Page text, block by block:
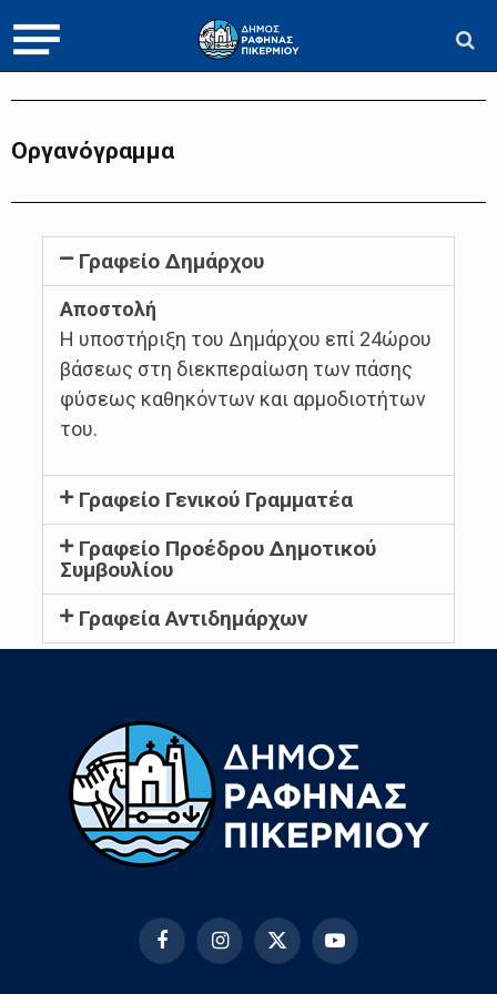
Οργανόγραμμα
Γραφείο Δημάρχου
Αποστολή
Η υποστήριξη του Δημάρχου επί 24ώρου
βάσεως στη διεκπεραίωση των πάσης
φύσεως καθηκόντων και αρμοδιοτήτων
του.
Γραφείο Γενικού Γραμματέα
Γραφείο Προέδρου Δημοτικού
Συμβουλίου
Γραφεία Αντιδημάρχων
FacebookInstagramX
YouTube